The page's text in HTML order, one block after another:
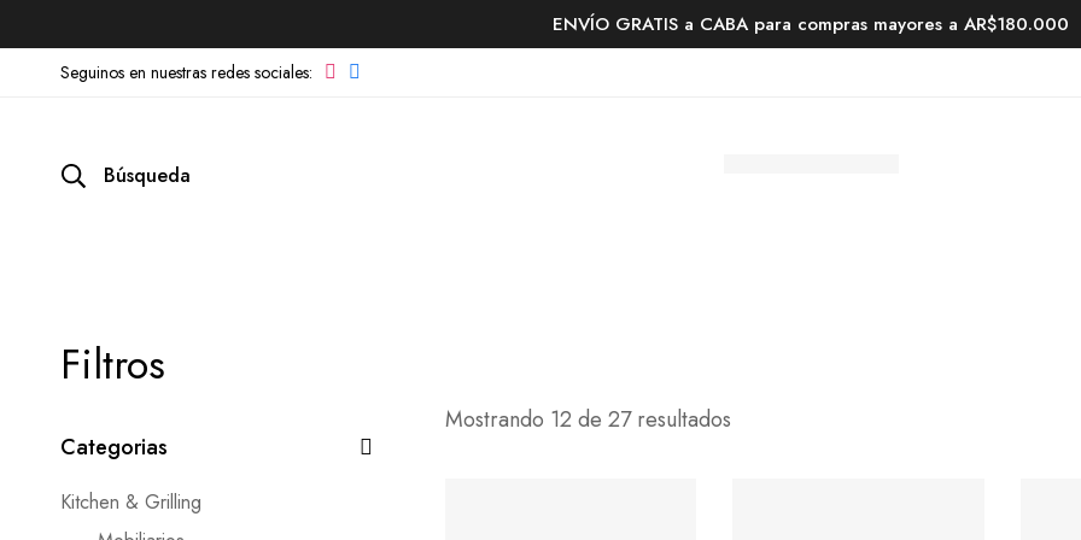
ENVÍO GRATIS a CABA para compras mayores a AR$180.000
Búsqueda
Filtros
Categorias
Kitchen & Grilling
Mostrando 12 de 27 resultados